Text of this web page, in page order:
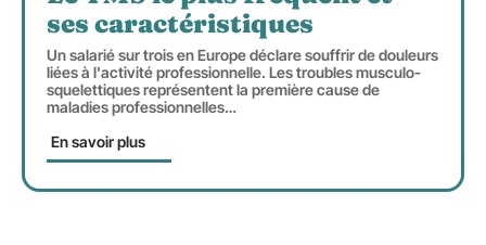
ses caractéristiques
Un salarié sur trois en Europe déclare souffrir de douleurs
liées à l'activité professionnelle. Les troubles musculo-
squelettiques représentent la première cause de
maladies professionnelles…
En savoir plus